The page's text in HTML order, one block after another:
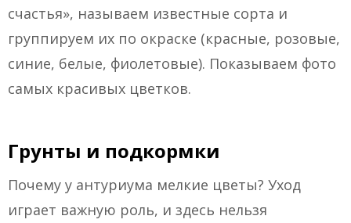
счастья», называем известные сорта и
группируем их по окраске (красные, розовые,
синие, белые, фиолетовые). Показываем фото
самых красивых цветков.
Грунты и подкормки
Почему у антуриума мелкие цветы? Уход
играет важную роль, и здесь нельзя